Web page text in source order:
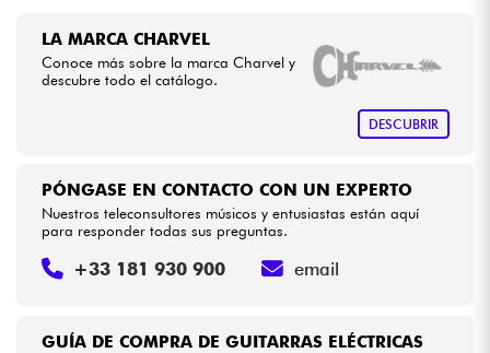
LA MARCA CHARVEL
Conoce más sobre la marca Charvel y
descubre todo el catálogo.
DESCUBRIR
GUÍA DE COMPRA DE GUITARRAS ELÉCTRICAS
PÓNGASE EN CONTACTO CON UN EXPERTO
Nuestros teleconsultores músicos y entusiastas están aquí
para responder todas sus preguntas.
+33 181 930 900 email